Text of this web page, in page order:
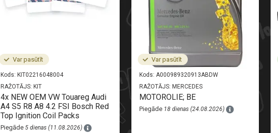
Var pasūtīt
Kods: KIT02216048004
RAŽOTĀJS: KIT
4x NEW OEM VW Touareg Audi
A4 S5 R8 A8 4.2 FSI Bosch Red
Top Ignition Coil Packs
Piegāde 5 dienas (11.08.2026)
Var pasūtīt
Kods: A000989320913ABDW
RAŽOTĀJS: MERCEDES
MOTOROLIE; BE
Piegāde 18 dienas (24.08.2026)